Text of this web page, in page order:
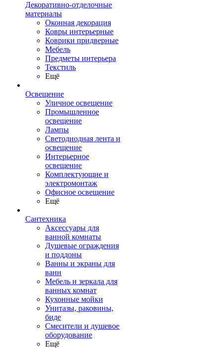
Декоративно-отделочные
материалы
Оконная декорация
Ковры интерьерные
Коврики придверные
Мебель
Предметы интерьера
Текстиль
Ещё
Освещение
Уличное освещение
Промышленное
освещение
Лампы
Светодиодная лента и
освещение
Интерьерное
освещение
Комплектующие и
электромонтаж
Офисное освещение
Ещё
Сантехника
Аксессуары для
ванной комнаты
Душевые ограждения
и поддоны
Ванны и экраны для
ванн
Мебель и зеркала для
ванных комнат
Кухонные мойки
Унитазы, раковины,
биде
Смесители и душевое
оборудование
Ещё